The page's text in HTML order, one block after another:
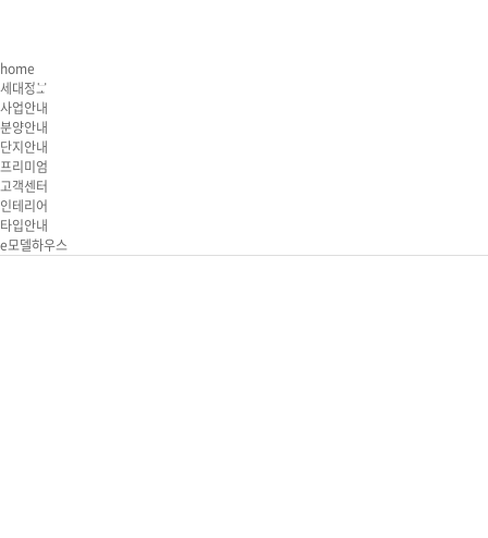
당첨자
home
세대정보
사업안내
분양안내
단지안내
프리미엄
고객센터
인테리어
타입안내
e모델하우스